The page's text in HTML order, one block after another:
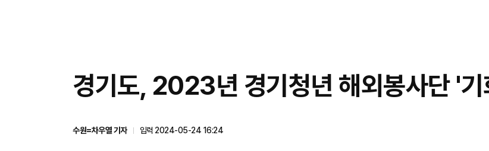
경기도, 2023년 경기청년 해외봉사단 '
수원=차우열 기자
입력 2024-05-24 16:24